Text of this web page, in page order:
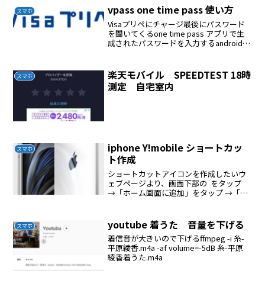
でこれにした引き継...
スマホ vpass one time pass 使い方
Visaプリペにチャージ最後にパスワード
を聞いてくるone time pass アプリで生
成されたパスワードを入力するandroid
スマホ
楽天モバイル SPEEDTEST 18時
測定 自宅室内
スマホ
iphone Y!mobile ショートカッ
ト作成
ショートカットアイコンを作成したいウ
ェブページより、画面下部の をタップ
→「ホーム画面に追加」をタップ →「追
スマホ youtube 着うた 音量を下げる
着信音が大きいので下げるffmpeg -i 糸-
平原綾香.m4a -af volume=-5dB 糸-平原
綾香着うた.m4a